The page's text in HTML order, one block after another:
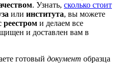
. Узнать, сколько стоит
или института, вы можете
реестром и делаем все
и доставлен вам в
готовый документ образца